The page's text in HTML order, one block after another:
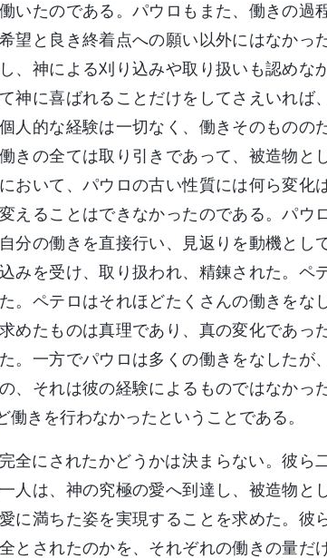
いたのである。パウロもまた、働きの過
望と良き終着点への願い以外にはなかっ
、神による刈り込みや取り扱いも認めな
神に喜ばれることだけをしてさえいれば
人的な経験は一切なく、働きそのものの
きの全ては取り引きであって、被造物と
おいて、パウロの古い性質には何ら変化
えることはできなかったのである。パウ
分の働きを直接行い、見返りを動機とし
みを受け、取り扱われ、精錬された。ペ
。ペテロはそれほどたくさんの働きをな
めたものは真理であり、真の変化であっ
。一方でパウロは多くの働きをなしたが
、それは彼の経験によるものではなかっ
きを行わなかったということである。
全にされたかどうかは決まらない。彼ら
人は、神の究極の愛へ到達し、被造物と
に満ちた姿を実現することを求めた。彼
とされたのかを、それぞれの働きの量だ